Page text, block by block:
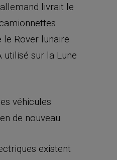
livrait le
le Rover lunaire
utilisé sur la Lune
véhicules
de nouveau.
existent